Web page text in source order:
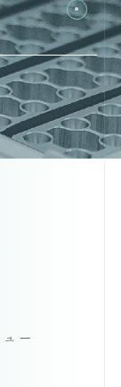
ー